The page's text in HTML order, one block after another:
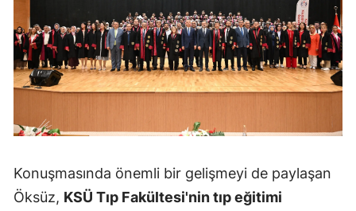
Konuşmasında önemli bir gelişmeyi de paylaşan
Öksüz, KSÜ Tıp Fakültesi'nin tıp eğitimi